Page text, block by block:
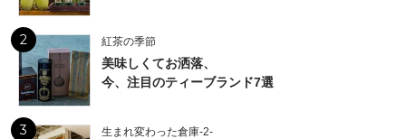
2 紅茶の季節
美味しくてお洒落、
今、注目のティーブランド7選
3 生まれ変わった倉庫-2-